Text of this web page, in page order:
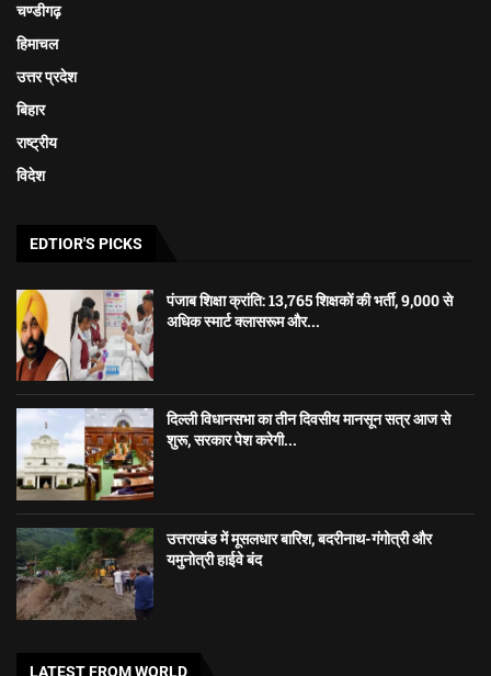
चण्डीगढ़
हिमाचल
उत्तर प्रदेश
बिहार
राष्ट्रीय
विदेश
EDTIOR'S PICKS
पंजाब शिक्षा क्रांति: 13,765 शिक्षकों की भर्ती, 9,000 से
अधिक स्मार्ट क्लासरूम और...
दिल्ली विधानसभा का तीन दिवसीय मानसून सत्र आज से
शुरू, सरकार पेश करेगी...
उत्तराखंड में मूसलधार बारिश, बदरीनाथ-गंगोत्री और
यमुनोत्री हाईवे बंद
LATEST FROM WORLD